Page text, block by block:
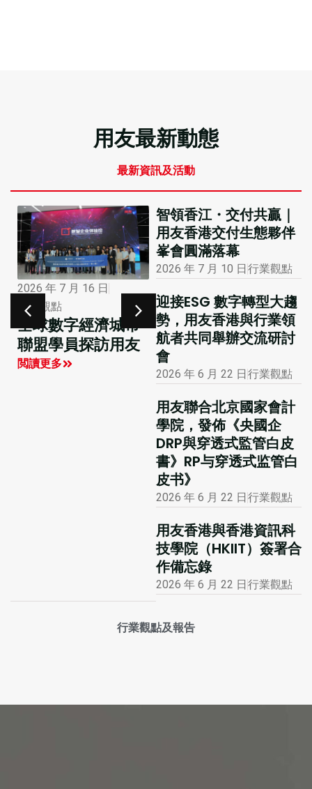
用友最新動態
最新資訊及活動
行業觀點及報告
2026 年 7 月 16 日
行業觀點
全球數字經濟城市
聯盟學員探訪用友
閲讀更多
市場活動
大公報專版報道用
友聯合主辦的國際
財務及會計數智化
創新峰會
閲讀更多
智領香江・交付共贏｜
用友香港交付生態夥伴
峯會圓滿落幕
2026 年 7 月 10 日 行業觀點
迎接ESG 數字轉型大趨
勢，用友香港與行業領
航者共同舉辦交流研討
會
2026 年 6 月 22 日 行業觀點
用友聯合北京國家會計
學院，發佈《央國企
DRP與穿透式監管白皮
書》RP与穿透式监管白
皮书》
2026 年 6 月 22 日 行業觀點
用友香港與香港資訊科
技學院（HKIIT）簽署合
作備忘錄
2026 年 6 月 22 日 行業觀點